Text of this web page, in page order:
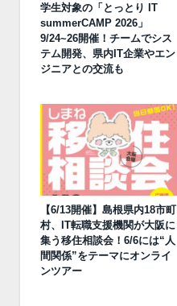
学生対象の「とっとり IT
summerCAMP 2026」
9/24~26開催！チームでシス
テム開発、県内IT企業やエン
ジニアとの交流も
【6/13開催】島根県内18市町
村、IT転職支援機関が大阪に
集う移住相談会！6/6には“人
間関係”をテーマにオンライ
ンツアー